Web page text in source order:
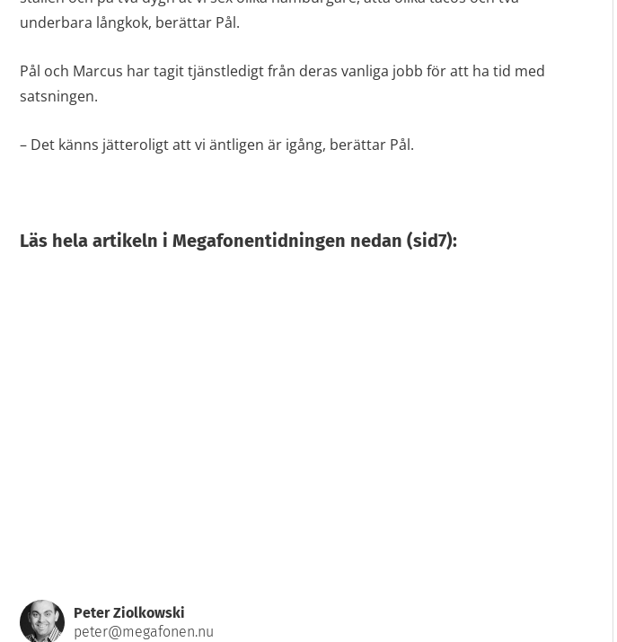
underbara långkok, berättar Pål.
Pål och Marcus har tagit tjänstledigt från deras vanliga jobb för att ha tid med
satsningen.
– Det känns jätteroligt att vi äntligen är igång, berättar Pål.
Läs hela artikeln i Megafonentidningen nedan (sid7):
Peter Ziolkowski
peter@megafonen.nu